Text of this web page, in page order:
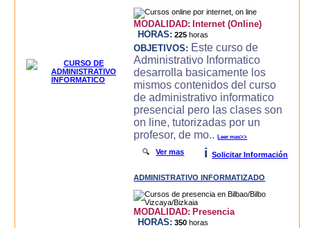
MODALIDAD: Internet (Online)
HORAS: 225 horas
OBJETIVOS: Este curso de
Administrativo Informatico
desarrolla basicamente los
mismos contenidos del curso
de administrativo informatico
presencial pero las clases son
on line, tutorizadas por un
profesor, de mo..Leer mas>>
🔍Ver mas i Solicitar Información
ADMINISTRATIVO INFORMATIZADO
MODALIDAD: Presencia
HORAS: 350 horas